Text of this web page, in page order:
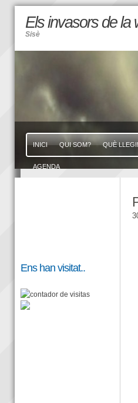
Els invasors de la
Sisè
INICI QUI SOM? QUÈ
AGENDA
Ens han visitat..